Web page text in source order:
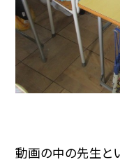
動画の中の先生と